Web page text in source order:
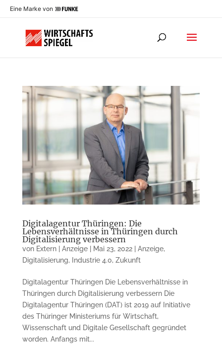
Eine Marke von
Digitalagentur Thüringen: Die
Lebensverhältnisse in Thüringen durch
Digitalisierung verbessern
von Extern | Anzeige| Mai 23, 2022| Anzeige,
Digitalisierung, Industrie 4.0, Zukunft
Digitalagentur Thüringen Die Lebensverhältnisse in
Thüringen durch Digitalisierung verbessern Die
Digitalagentur Thüringen (DAT) ist 2019 auf Initiative
des Thüringer Ministeriums für Wirtschaft,
Wissenschaft und Digitale Gesellschaft gegründet
worden. Anfangs mit...